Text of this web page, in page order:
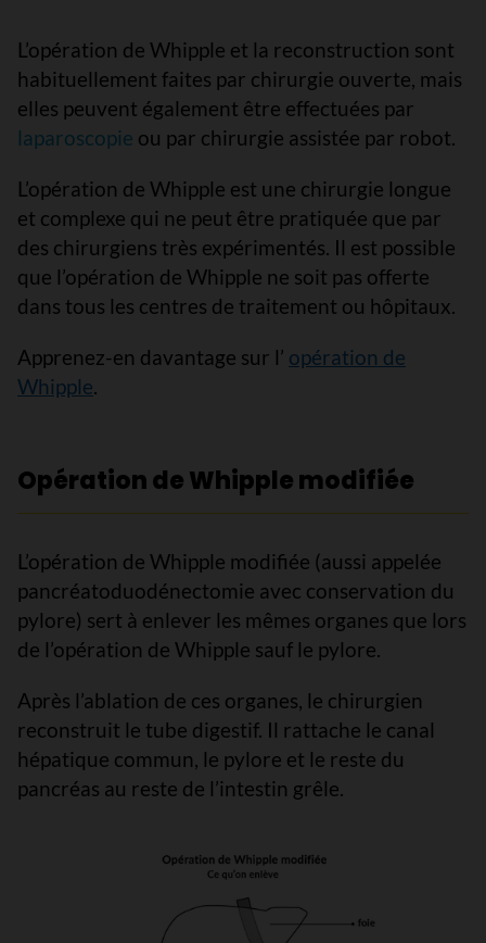
L’opération de Whipple et la reconstruction sont
habituellement faites par chirurgie ouverte, mais
elles peuvent également être effectuées par
laparoscopie ou par chirurgie assistée par robot.
L’opération de Whipple est une chirurgie longue
et complexe qui ne peut être pratiquée que par
des chirurgiens très expérimentés. Il est possible
que l’opération de Whipple ne soit pas offerte
dans tous les centres de traitement ou hôpitaux.
Apprenez-en davantage sur l’ opération de
Whipple.
Opération de Whipple modifiée
L’opération de Whipple modifiée (aussi appelée
pancréatoduodénectomie avec conservation du
pylore) sert à enlever les mêmes organes que lors
de l’opération de Whipple sauf le pylore.
Après l’ablation de ces organes, le chirurgien
reconstruit le tube digestif. Il rattache le canal
hépatique commun, le pylore et le reste du
pancréas au reste de l’intestin grêle.